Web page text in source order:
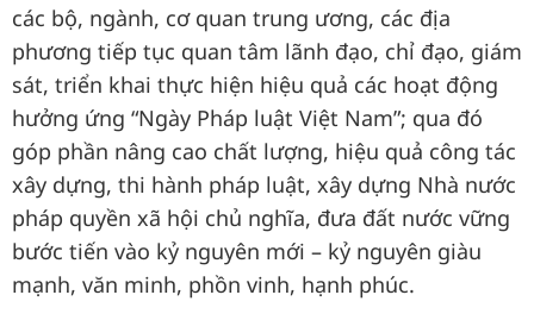
các bộ, ngành, cơ quan trung ương, các địa
phương tiếp tục quan tâm lãnh đạo, chỉ đạo, giám
sát, triển khai thực hiện hiệu quả các hoạt động
hưởng ứng “Ngày Pháp luật Việt Nam”; qua đó
góp phần nâng cao chất lượng, hiệu quả công tác
xây dựng, thi hành pháp luật, xây dựng Nhà nước
pháp quyền xã hội chủ nghĩa, đưa đất nước vững
bước tiến vào kỷ nguyên mới – kỷ nguyên giàu
mạnh, văn minh, phồn vinh, hạnh phúc.